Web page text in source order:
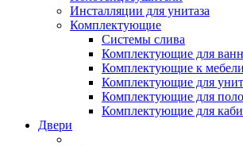
Инсталляции для унитаза
Комплектующие
Системы слива
Комплектующие для
Комплектующие к
Комплектующие для
Комплектующие для
Комплектующие для
Двери